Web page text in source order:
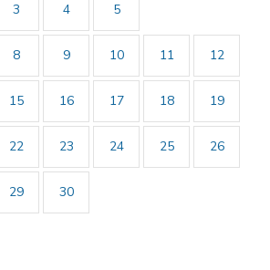
3 4 5
8 9 10 11 12
15 16 17 18 19
22 23 24 25 26
29 30